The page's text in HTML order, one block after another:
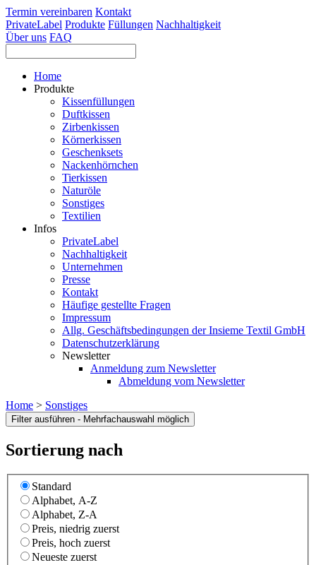
Termin vereinbaren Kontakt
PrivateLabel Produkte Füllungen Nachhaltigkeit
Über uns FAQ
Home
Produkte
Kissenfüllungen
Duftkissen
Zirbenkissen
Körnerkissen
Geschenksets
Nackenhörnchen
Tierkissen
Naturöle
Sonstiges
Textilien
Infos
PrivateLabel
Nachhaltigkeit
Unternehmen
Presse
Kontakt
Häufige gestellte Fragen
Impressum
Allg. Geschäftsbedingungen der Insieme Textil GmbH
Datenschutzerklärung
Newsletter
Anmeldung zum Newsletter
Abmeldung vom Newsletter
Home > Sonstiges
Sortierung nach
Standard
Alphabet, A-Z
Alphabet, Z-A
Preis, niedrig zuerst
Preis, hoch zuerst
Neueste zuerst